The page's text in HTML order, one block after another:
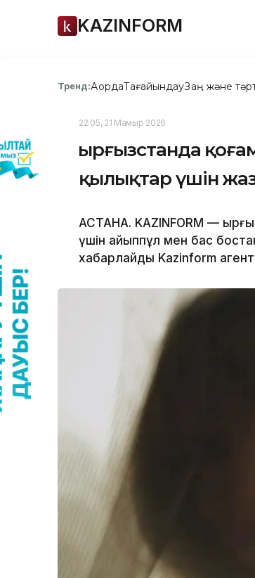
KAZINFORM
Тренд:АқордаТағайындауЗаң және
22:05, 21 Мамыр 2026
Қырғызстанда
қылықтар үшін
АСТАНА. KAZINFORM —
үшін айыппұл мен бас
хабарлайды Kazinform